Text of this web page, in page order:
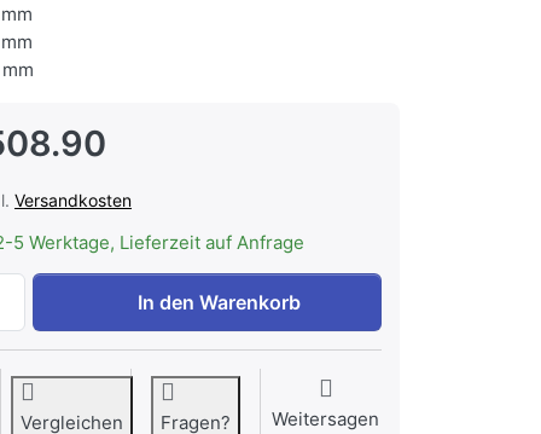
Versandkosten
5 Werktage, Lieferzeit auf Anfrage
V-ZUG 4116100002 Geschirrspüler AdoraSpülen V2000 IG
In den Warenkorb
Vergleichen Fragen? Weitersagen